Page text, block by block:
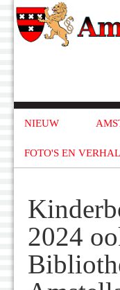
NIEUW
FOTO'S EN
2024